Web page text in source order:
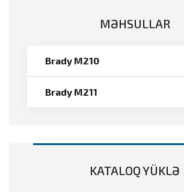
MƏHSULLAR
Brady M210
Brady M211
KATALOQ YÜKLƏ